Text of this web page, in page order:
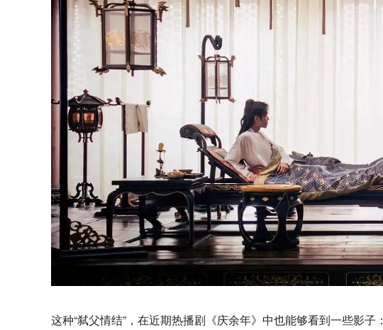
这种“弑父情结”，在近期热播剧《庆余年》中也能够看到一些影子：